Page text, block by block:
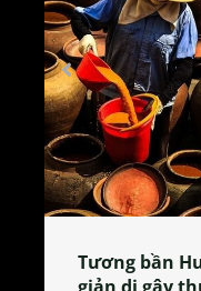
Tương bần